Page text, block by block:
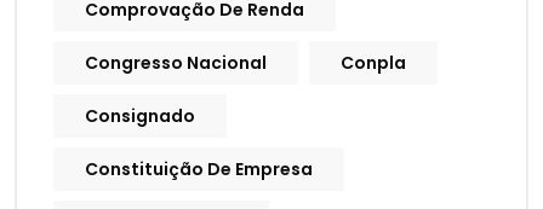
Comprovação De Renda
Congresso Nacional Conpla
Consignado
Constituição De Empresa